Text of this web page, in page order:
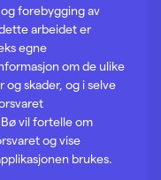
forebygging av
arbeidet er
egne
om de ulike
og skader, og i selve
vil fortelle om
og vise
brukes.